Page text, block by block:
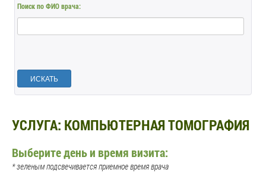
Поиск по ФИО врача:
ИСКАТЬ
УСЛУГА: КОМПЬЮТЕРНАЯ ТОМОГРАФИЯ
Выберите день и время визита:
* зеленым подсвечивается приемное время врача